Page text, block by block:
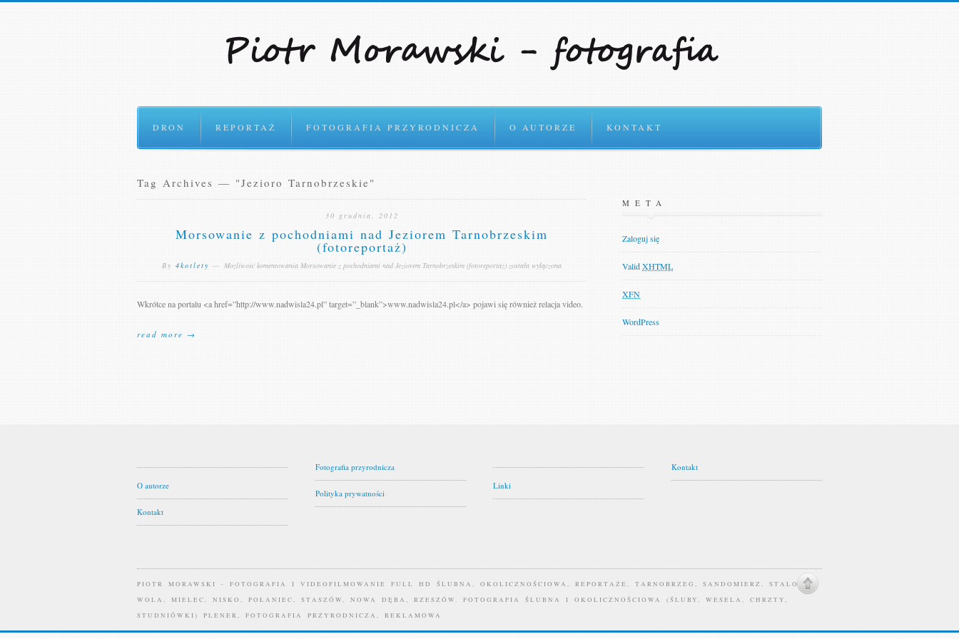
DRON REPORTAŻ FOTOGRAFIA PRZYRODNICZA O AUTORZE KONTAKT
Tag Archives — "Jezioro Tarnobrzeskie"
30 grudnia, 2012
Morsowanie z pochodniami nad Jeziorem Tarnobrzeskim
(fotoreportaż)
By 4kotlety — Możliwość komentowania Morsowanie z pochodniami nad Jeziorem Tarnobrzeskim (fotoreportaż) została wyłączona
Wkrótce na portalu <a href=”http://www.nadwisla24.pl” target=”_blank”>www.nadwisla24.pl</a> pojawi się również relacja video.
read more →
META
Zaloguj się
ValidXHTML
XFN
WordPress
O autorze
Kontakt
Fotografia przyrodnicza
Polityka prywatności
Linki
Kontakt
PIOTR MORAWSKI - FOTOGRAFIA I VIDEOFILMOWANIE FULL HD ŚLUBNA, OKOLICZNOŚCIOWA, REPORTAŻE, TARNOBRZEG, SANDOMIERZ, STALOWA
WOLA, MIELEC, NISKO, POŁANIEC, STASZÓW, NOWA DĘBA, RZESZÓW. FOTOGRAFIA ŚLUBNA I OKOLICZNOŚCIOWA (ŚLUBY, WESELA, CHRZTY,
STUDNIÓWKI) PLENER, FOTOGRAFIA PRZYRODNICZA, REKLAMOWA